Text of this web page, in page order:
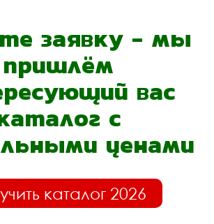
заявку - мы
пришлём
вас
с
ценами
каталог 2026